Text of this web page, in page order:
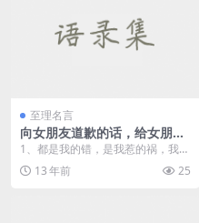
至理名言
向女朋友道歉的话，给女朋友
道歉的话，跟女朋友道歉的话
1、都是我的错，是我惹的祸，我一
定痛改前非，给你打屁屁！ 2、对
不...13 年前 25